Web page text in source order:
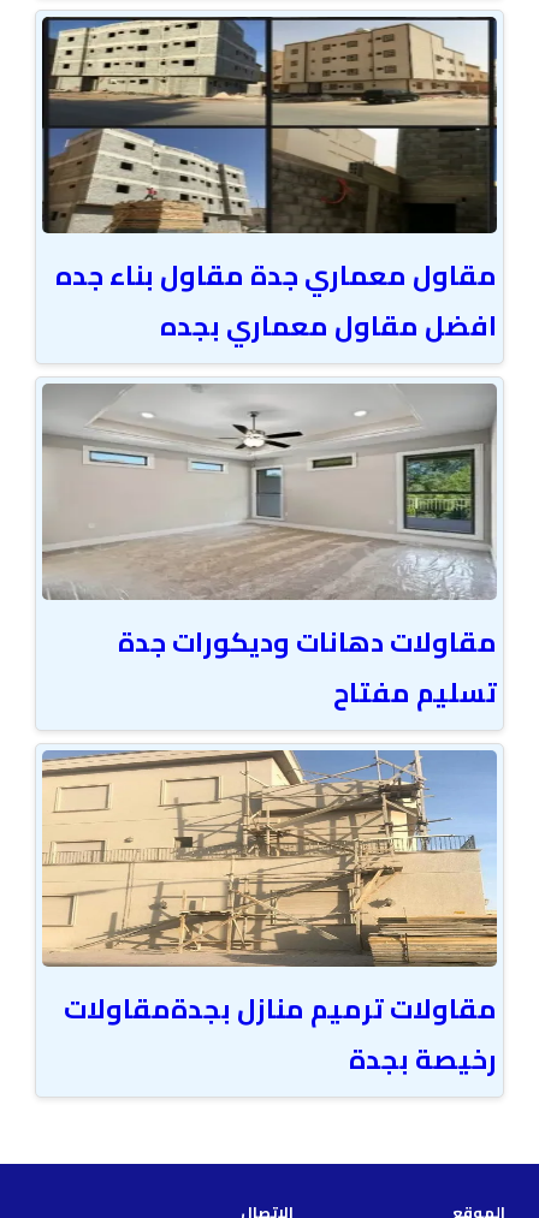
مقاول معماري جدة مقاول بناء جده
افضل مقاول معماري بجده
مقاولات دهانات وديكورات جدة
تسليم مفتاح
مقاولات ترميم منازل بجدةمقاولات
رخيصة بجدة